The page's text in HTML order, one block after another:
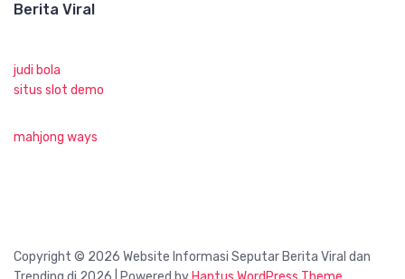
Berita Viral
judi bola
situs slot demo
mahjong ways
Copyright © 2026 Website Informasi Seputar Berita Viral dan